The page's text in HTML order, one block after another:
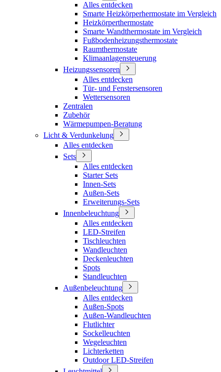
Alles entdecken
Smarte Heizkörperhermostate im Vergleich
Heizkörperthermostate
Smarte Wandthermostate im Vergleich
Fußbodenheizungsthermostate
Raumthermostate
Klimaanlagensteuerung
Heizungssensoren
Alles entdecken
Tür- und Fenstersensoren
Wettersensoren
Zentralen
Zubehör
Wärmepumpen-Beratung
Licht & Verdunkelung
Alles entdecken
Sets
Alles entdecken
Starter Sets
Innen-Sets
Außen-Sets
Erweiterungs-Sets
Innenbeleuchtung
Alles entdecken
LED-Streifen
Tischleuchten
Wandleuchten
Deckenleuchten
Spots
Standleuchten
Außenbeleuchtung
Alles entdecken
Außen-Spots
Außen-Wandleuchten
Flutlichter
Sockelleuchten
Wegeleuchten
Lichterketten
Outdoor LED-Streifen